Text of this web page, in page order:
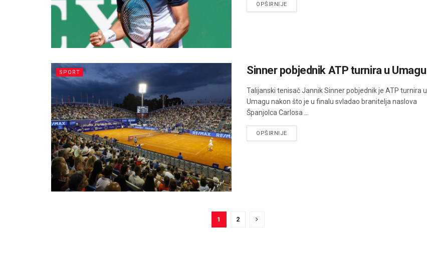
OPŠIRNIJEDETAILS
SPORT Sinner pobjednik ATP turnira u Umagu
Talijanski tenisač Jannik Sinner pobjednik je ATP turnira u
Umagu nakon što je u finalu svladao branitelja naslova
Španjolca Carlosa ...
OPŠIRNIJEDETAILS
1 2